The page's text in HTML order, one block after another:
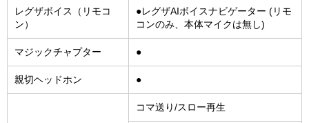
レグザボイス（リモコ
ン）
●レグザAIボイスナビゲーター (リモ
コンのみ、本体マイクは無し)
マジックチャプター ●
親切ヘッドホン ●
コマ送り/スロー再生